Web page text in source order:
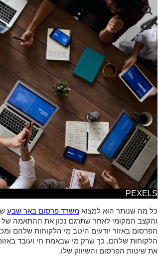
PEXELS
כל מה שנותר הוא למצוא משרד פרסום באר שבע
והקצב המקומי לאחר שתרגם נכון את ההתאמה
הפרסום באזור יודעים היטב מי הלקוחות שלהם
הלקוחות שלהם, כך שרק מי שבאמת חי ועובד
את שיטות הפרסום והשיווק שלו.